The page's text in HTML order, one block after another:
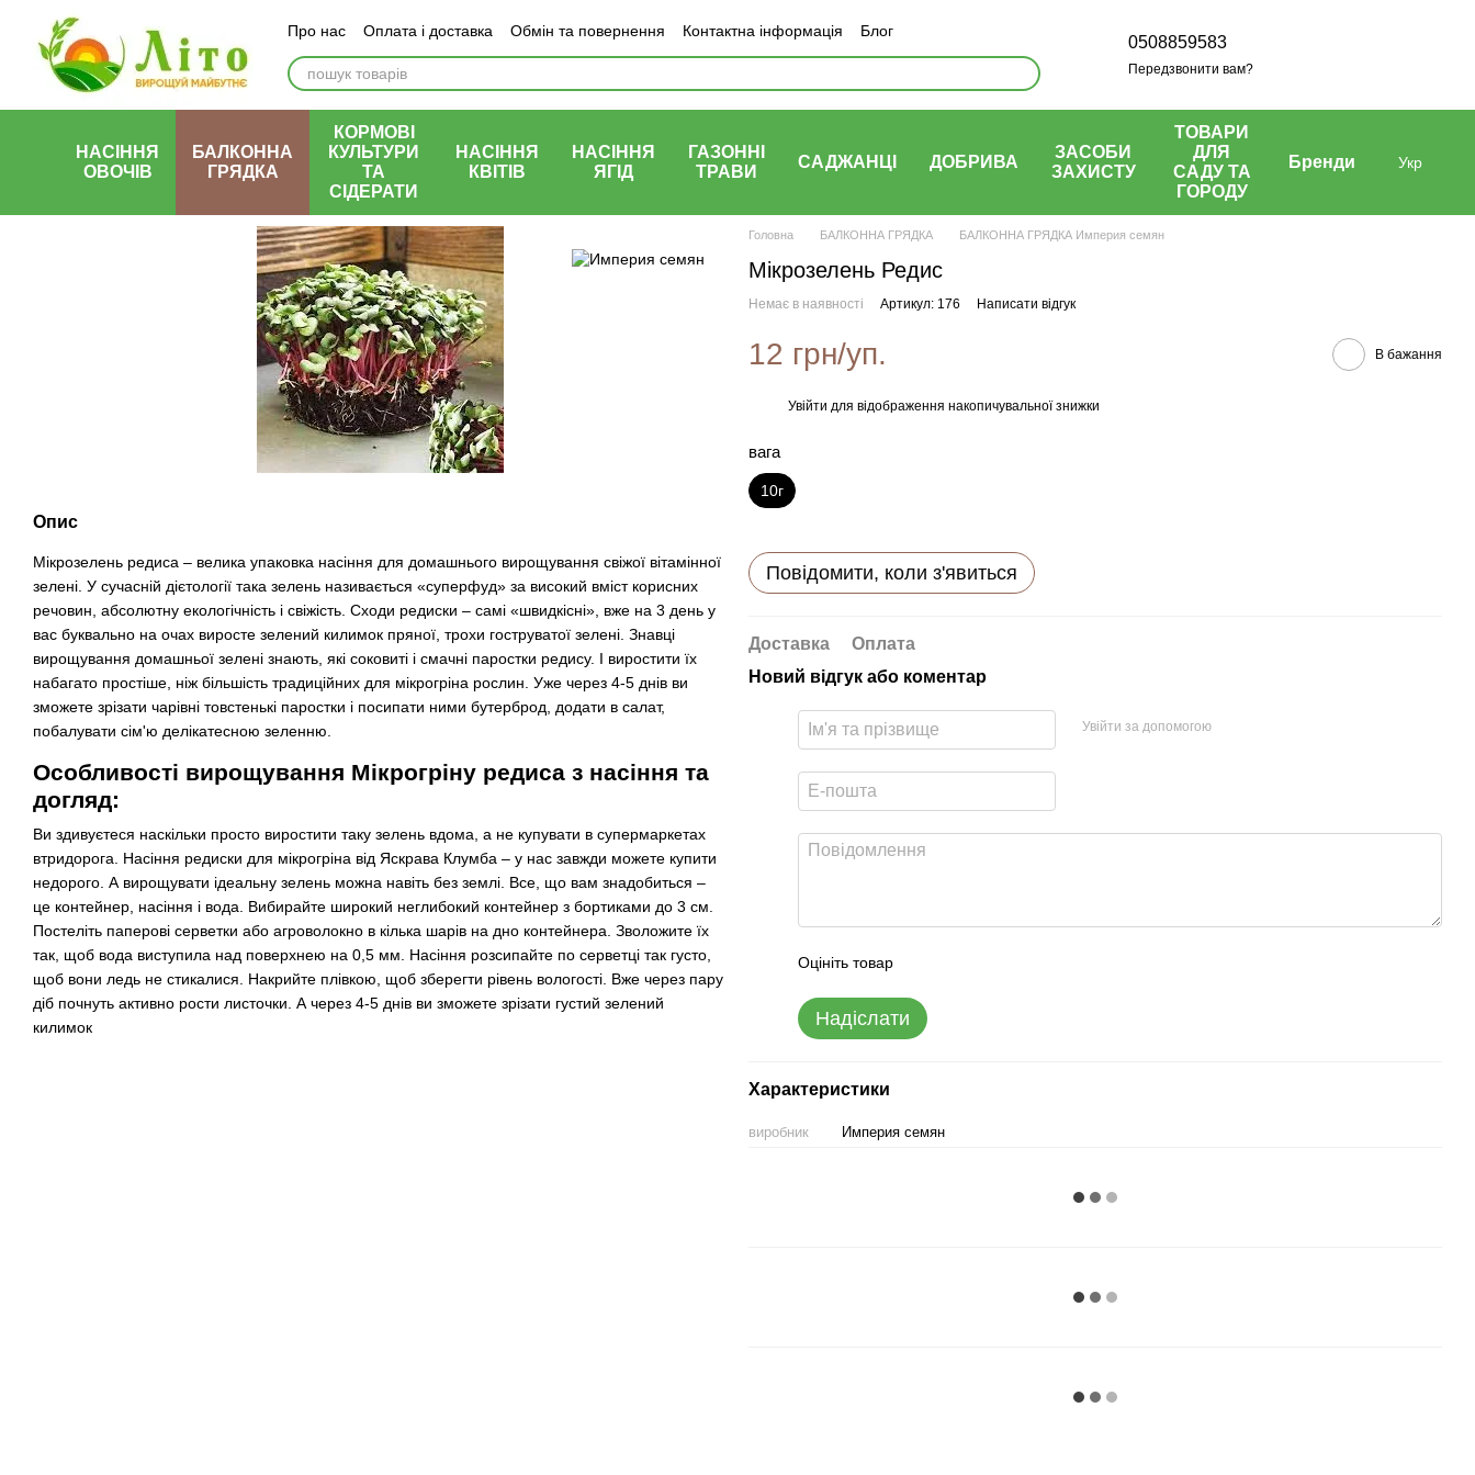
Перейти до основного контенту
Про нас Оплата і доставка Обмін та повернення Контактна інформація Блог
0508859583
Передзвонити вам?
НАСІННЯ
ОВОЧІВ
БАЛКОННА
ГРЯДКА
КОРМОВІ
КУЛЬТУРИ
ТА
СІДЕРАТИ
НАСІННЯ
КВІТІВ
НАСІННЯ
ЯГІД
ГАЗОННІ
ТРАВИ
САДЖАНЦІ ДОБРИВА
ЗАСОБИ
ЗАХИСТУ
ТОВАРИ
ДЛЯ
САДУ ТА
ГОРОДУ
Бренди Укр
Опис
Мікрозелень редиса – велика упаковка насіння для домашнього вирощування свіжої вітамінної
зелені. У сучасній дієтології така зелень називається «суперфуд» за високий вміст корисних
речовин, абсолютну екологічність і свіжість. Сходи редиски – самі «швидкісні», вже на 3 день у
вас буквально на очах виросте зелений килимок пряної, трохи гоструватої зелені. Знавці
вирощування домашньої зелені знають, які соковиті і смачні паростки редису. І виростити їх
набагато простіше, ніж більшість традиційних для мікрогріна рослин. Уже через 4-5 днів ви
зможете зрізати чарівні товстенькі паростки і посипати ними бутерброд, додати в салат,
побалувати сім'ю делікатесною зеленню.
Особливості вирощування Мікрогріну редиса з насіння та
догляд:
Ви здивуєтеся наскільки просто виростити таку зелень вдома, а не купувати в супермаркетах
втридорога. Насіння редиски для мікрогріна від Яскрава Клумба – у нас завжди можете купити
недорого. А вирощувати ідеальну зелень можна навіть без землі. Все, що вам знадобиться –
це контейнер, насіння і вода. Вибирайте широкий неглибокий контейнер з бортиками до 3 см.
Постеліть паперові серветки або агроволокно в кілька шарів на дно контейнера. Зволожите їх
так, щоб вода виступила над поверхнею на 0,5 мм. Насіння розсипайте по серветці так густо,
щоб вони ледь не стикалися. Накрийте плівкою, щоб зберегти рівень вологості. Вже через пару
діб почнуть активно рости листочки. А через 4-5 днів ви зможете зрізати густий зелений
килимок
Головна БАЛКОННА ГРЯДКА БАЛКОННА ГРЯДКА Империя семян
Мікрозелень Редис
Немає в наявності Артикул: 176 Написати відгук
12 грн/уп. В бажання
Увійти для відображення накопичувальної знижки
вага
10г
Повідомити, коли з'явиться
Доставка
Оплата
Новий відгук або коментар
Увійти за допомогою
Оцініть товар
Надіслати
Характеристики
виробник Империя семян